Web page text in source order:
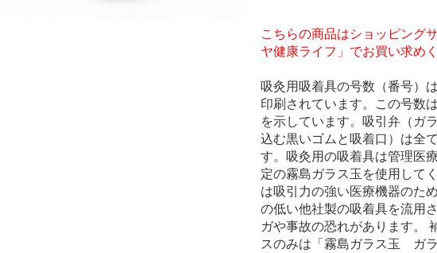
こちらの商品はショッピング
ヤ健康ライフ」でお買い求めく
吸灸用吸着具の号数（番号）
印刷されています。この号数
を示しています。吸引弁（ガ
込む黒いゴムと吸着口）は全
す。吸灸用の吸着具は管理医
定の霧島ガラス玉を使用して
は吸引力の強い医療機器のた
の低い他社製の吸着具を流用
ガや事故の恐れがあります。
スのみは 「霧島ガラス玉 ガラ